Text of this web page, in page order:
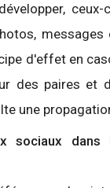
d'effet en
des paires et
une
sociaux